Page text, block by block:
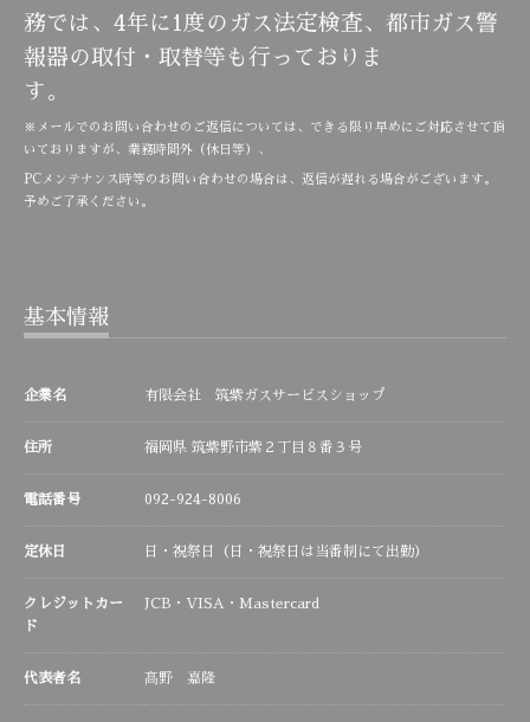
務では、4年に1度のガス法定検査、都市ガス警
報器の取付・取替等も行っておりま
す。
※メールでのお問い合わせのご返信については、できる限り早めにご対応させて頂
いておりますが、業務時間外（休日等）、
PCメンテナンス時等のお問い合わせの場合は、返信が遅れる場合がございます。
予めご了承ください。
基本情報
企業名 有限会社 筑紫ガスサービスショップ
住所 福岡県 筑紫野市紫２丁目８番３号
電話番号 092-924-8006
定休日 日・祝祭日（日・祝祭日は当番制にて出勤）
クレジットカー
ド
JCB・VISA・Mastercard
代表者名 髙野 嘉隆